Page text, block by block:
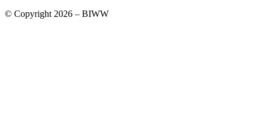
© Copyright 2026 – BIWW